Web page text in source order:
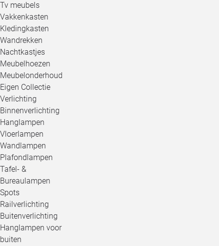
Tv meubels
Vakkenkasten
Kledingkasten
Wandrekken
Nachtkastjes
Meubelhoezen
Meubelonderhoud
Eigen Collectie
Verlichting
Binnenverlichting
Hanglampen
Vloerlampen
Wandlampen
Plafondlampen
Tafel- &
Bureaulampen
Spots
Railverlichting
Buitenverlichting
Hanglampen voor
buiten